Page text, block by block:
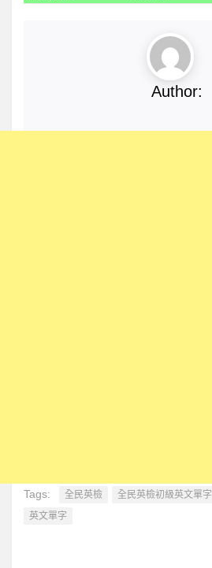
全民英檢中級302
看義拼形練習與測驗
申請使用者帳號
Author:
Tags: 全民英檢 全民英檢初級英文單字
英文單字